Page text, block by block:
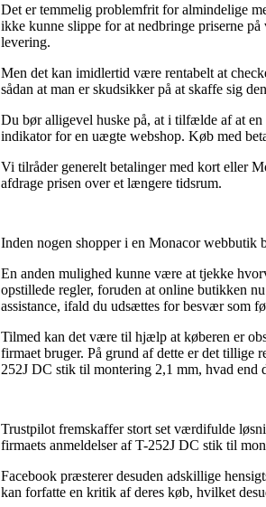
Det er temmelig problemfrit for almindelige
ikke kunne slippe for at nedbringe priserne
levering.
Men det kan imidlertid være rentabelt at
sådan at man er skudsikker på at skaffe sig
Du bør alligevel huske på, at i tilfælde af at en
indikator for en uægte webshop. Køb med
Vi tilråder generelt betalinger med kort eller
afdrage prisen over et længere tidsrum.
Inden nogen shopper i en Monacor webbutik
En anden mulighed kunne være at tjekke
opstillede regler, foruden at online butikken
assistance, ifald du udsættes for besvær som
Tilmed kan det være til hjælp at køberen er
firmaet bruger. På grund af dette er det tillige
252J DC stik til montering 2,1 mm, hvad end
Trustpilot fremskaffer stort set værdifulde
firmaets anmeldelser af T-252J DC stik til
Facebook præsterer desuden adskillige
kan forfatte en kritik af deres køb, hvilket